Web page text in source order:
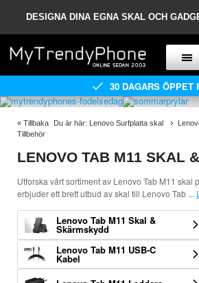
DESIGNA DINA EGNA SKAL OCH
30 DAGARS ÖPPET
« Tillbaka Du är här: Lenovo Surfplatta skal
Tillbehör
LENOVO TAB M11 SKAL
Utforska vårt sortiment av Lenovo Tab M11 skal
erbjuder ett brett utbud av skal till Lenovo Tab ...
Lenovo Tab M11 Skal &
Skärmskydd
Lenovo Tab M11 USB-C
Kabel